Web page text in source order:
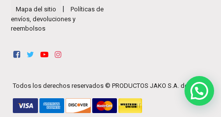
Mapa del sitio
Políticas de
envíos, devoluciones y
reembolsos
Todos los derechos reservados © PRODUCTOS JAKO S.A. de C.V.